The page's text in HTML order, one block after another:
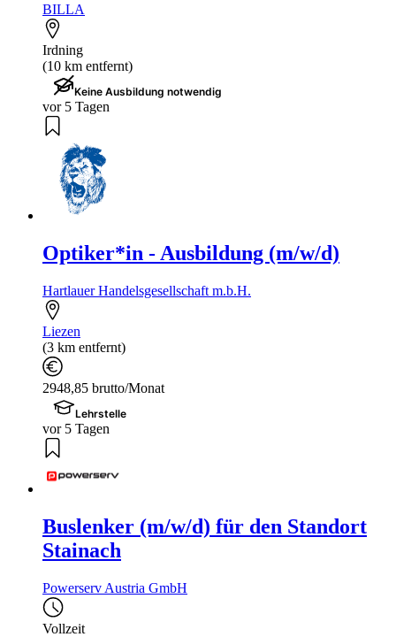
BILLA
Irdning
(10 km entfernt)
Keine Ausbildung notwendig
vor 5 Tagen
Optiker*in - Ausbildung (m/w/d)
Hartlauer Handelsgesellschaft m.b.H.
Liezen
(3 km entfernt)
2948,85 brutto/Monat
Lehrstelle
vor 5 Tagen
Buslenker (m/w/d) für den Standort
Stainach
Powerserv Austria GmbH
Vollzeit